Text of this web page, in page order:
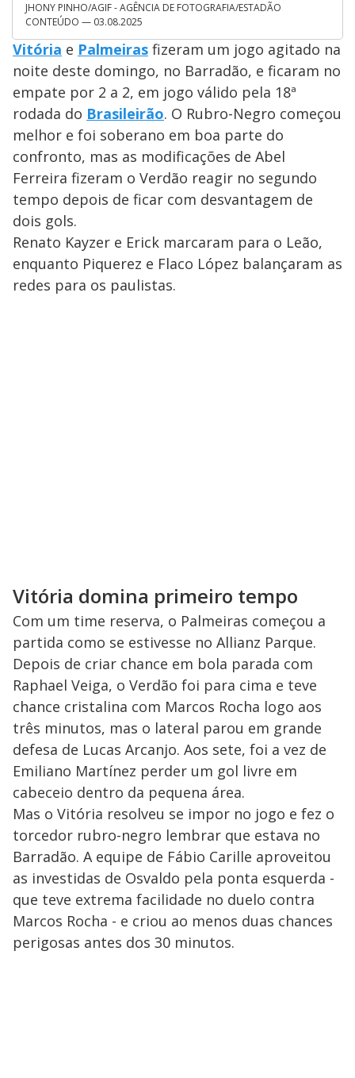
JHONY PINHO/AGIF - AGÊNCIA DE FOTOGRAFIA/ESTADÃO
CONTEÚDO — 03.08.2025
Vitória e Palmeiras fizeram um jogo agitado na
noite deste domingo, no Barradão, e ficaram no
empate por 2 a 2, em jogo válido pela 18ª
rodada do Brasileirão. O Rubro-Negro começou
melhor e foi soberano em boa parte do
confronto, mas as modificações de Abel
Ferreira fizeram o Verdão reagir no segundo
tempo depois de ficar com desvantagem de
dois gols.
Renato Kayzer e Erick marcaram para o Leão,
enquanto Piquerez e Flaco López balançaram as
redes para os paulistas.
Vitória domina primeiro tempo
Com um time reserva, o Palmeiras começou a
partida como se estivesse no Allianz Parque.
Depois de criar chance em bola parada com
Raphael Veiga, o Verdão foi para cima e teve
chance cristalina com Marcos Rocha logo aos
três minutos, mas o lateral parou em grande
defesa de Lucas Arcanjo. Aos sete, foi a vez de
Emiliano Martínez perder um gol livre em
cabeceio dentro da pequena área.
Mas o Vitória resolveu se impor no jogo e fez o
torcedor rubro-negro lembrar que estava no
Barradão. A equipe de Fábio Carille aproveitou
as investidas de Osvaldo pela ponta esquerda -
que teve extrema facilidade no duelo contra
Marcos Rocha - e criou ao menos duas chances
perigosas antes dos 30 minutos.